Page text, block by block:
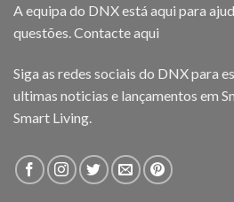
A equipa do DNX está aqui para
questões. Contacte aqui
Siga as redes sociais do DNX para
ultimas noticias e lançamentos em
Smart Living.